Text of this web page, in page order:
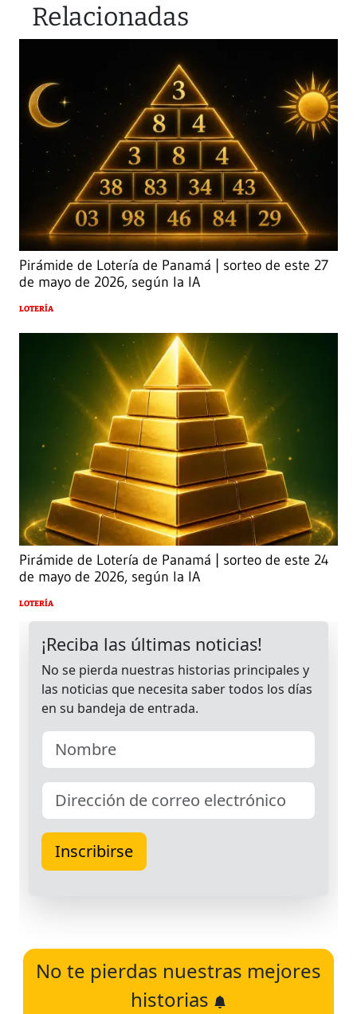
Relacionadas
Pirámide de Lotería de Panamá | sorteo de este 27
de mayo de 2026, según la IA
LOTERÍA
Pirámide de Lotería de Panamá | sorteo de este 24
de mayo de 2026, según la IA
LOTERÍA
No te pierdas nuestras mejores
historias